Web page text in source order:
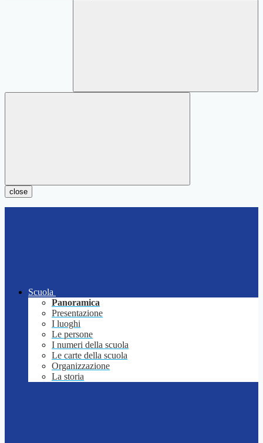
close
Scuola
Panoramica
Presentazione
I luoghi
Le persone
I numeri della scuola
Le carte della scuola
Organizzazione
La storia